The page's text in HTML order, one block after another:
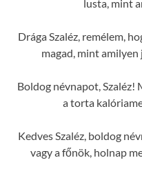
lusta, mint
Drága Szaléz, remélem,
magad, mint amilyen
Boldog névnapot, Szaléz!
a torta
Kedves Szaléz, boldog
vagy a főnök, holnap